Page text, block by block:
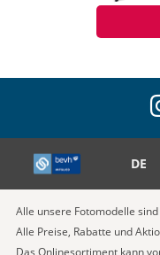
DE
Alle unsere Fotomodelle
Alle Preise, Rabatte und
Das Onlinesortiment kann